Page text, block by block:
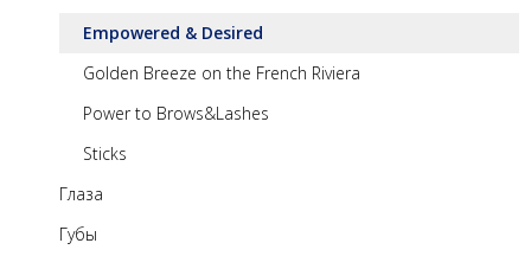
Empowered & Desired
Golden Breeze on the French Riviera
Power to Brows&Lashes
Sticks
Глаза
Губы